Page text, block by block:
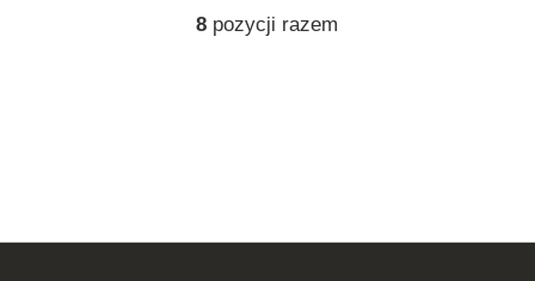
K
I
8 pozycji razem